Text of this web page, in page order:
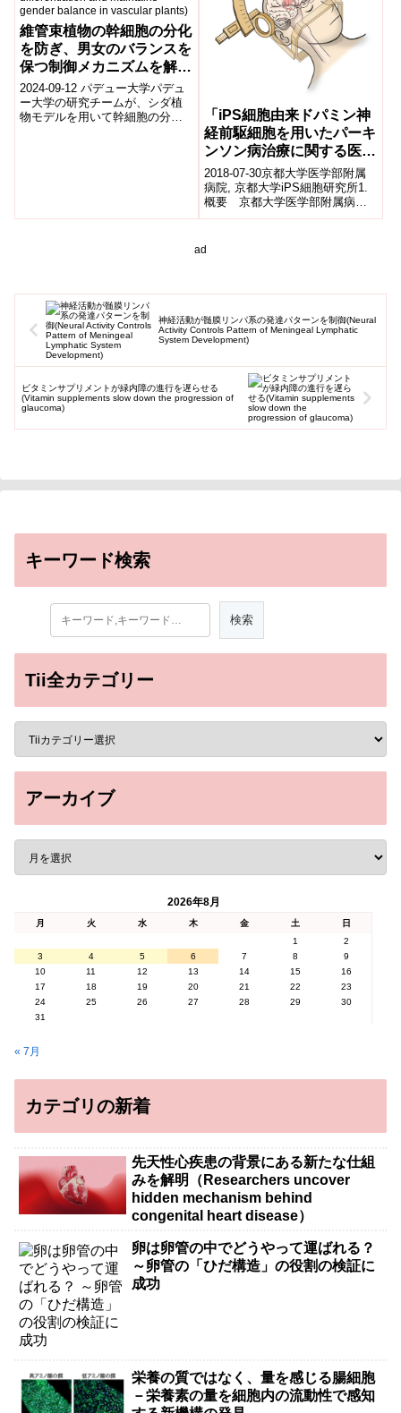
維管束植物の幹細胞の分化
を防ぎ、男女のバランスを
保つ制御メカニズムを解明
(Purdue team unravels
regulatory mechanism
that prevents stem cell
2024-09-12 パデュー大学パデュ
ー大学の研究チームが、シダ植
物モデルを用いて幹細胞の分化
「iPS細胞由来ドパミン神
経前駆細胞を用いたパーキ
ンソン病治療に関する医師
主導治験」開始について
2018-07-30京都大学医学部附属
病院, 京都大学iPS細胞研究所1.
概要 京都大学医学部附属病院
は、京都大学iPS細胞研究所と連
ad
神経活動が髄膜リンパ系の発達パターンを制御(Neural
Activity Controls Pattern of Meningeal Lymphatic
System Development)
ビタミンサプリメントが緑内障の進行を遅らせる
(Vitamin supplements slow down the progression of
glaucoma)
キーワード検索
Tii全カテゴリー
アーカイブ
2026年8月
月 火 水 木 金 土
日
1
2
3
4 5 6 7 8
9
10
11 12 13 14 15
16
17
18 19 20 21 22
23
24
25 26 27 28 29
30
31
« 7月
カテゴリの新着
先天性心疾患の背景にある新たな仕組
みを解明（Researchers uncover
hidden mechanism behind
congenital heart disease）
卵は卵管の中でどうやって運ばれる？
～卵管の「ひだ構造」の役割の検証に
成功
栄養の質ではなく、量を感じる腸細胞
－栄養素の量を細胞内の流動性で感知